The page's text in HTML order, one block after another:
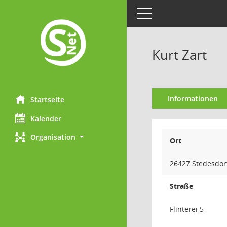
Startseite
Kalender
Organisation
Toggle navigation
Kurt Zart
Informationen
Ort
26427
Straße
Flinterei 5